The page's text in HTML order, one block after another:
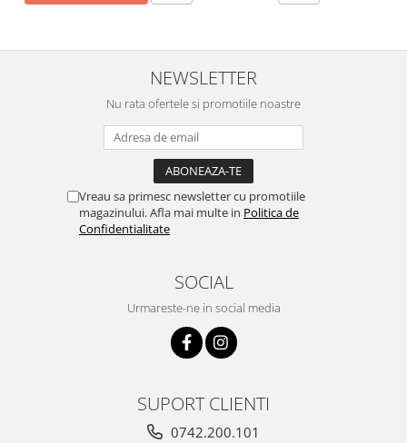
NEWSLETTER
Nu rata ofertele si promotiile noastre
Vreau sa primesc newsletter cu promotiile
magazinului. Afla mai multe in Politica de
Confidentialitate
SOCIAL
Urmareste-ne in social media
SUPORT CLIENTI
0742.200.101